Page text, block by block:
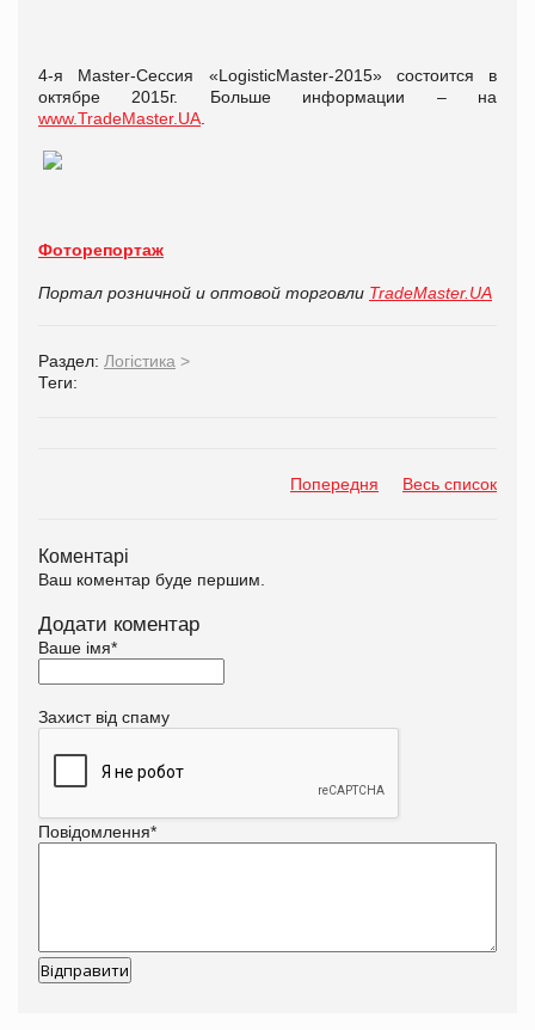
4-я Master-Cессия «LogisticMaster-2015» состоится в
октябре 2015г. Больше информации – на
www.TradeMaster.UA
Фоторепортаж
Портал розничной и оптовой торговли TradeMaster.UA
Раздел: Логістика >
Теги:
Попередня Весь список
Коментарі
Ваш коментар буде першим.
Додати коментар
Ваше імя*
Захист від спаму
Повідомлення*